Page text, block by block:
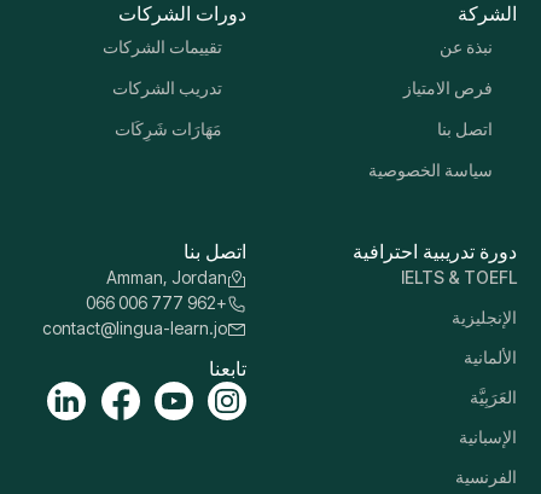
الشركة
نبذة عن
فرص الامتياز
اتصل بنا
سياسة الخصوصية
دورات الشركات
تقييمات الشركات
تدريب الشركات
مَهَارَات شَرِكَات
دورة تدريبية احترافية
IELTS & TOEFL
الإنجليزية
الألمانية
العَرَبِيَّة
الإسبانية
الفرنسية
اتصل بنا
Amman, Jordan
+962 777 006 066
contact@lingua-learn.jo
تابعنا